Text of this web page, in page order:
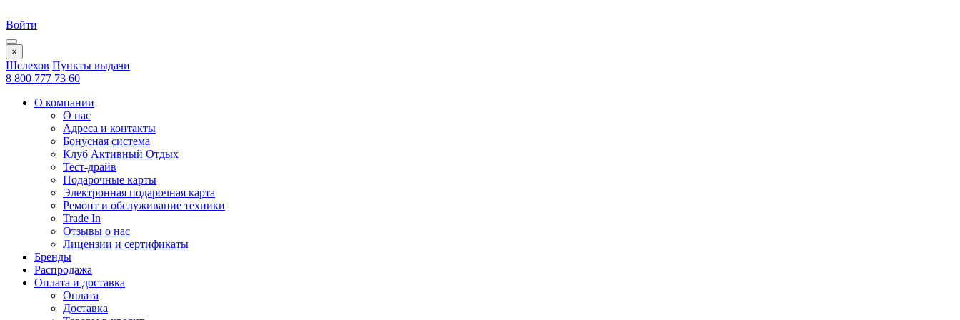
Войти
×
Шелехов Пункты выдачи
8 800 777 73 60
О компании
О нас
Адреса и контакты
Бонусная система
Клуб Активный Отдых
Тест-драйв
Подарочные карты
Электронная подарочная карта
Ремонт и обслуживание техники
Trade In
Отзывы о нас
Лицензии и сертификаты
Бренды
Распродажа
Оплата и доставка
Оплата
Доставка